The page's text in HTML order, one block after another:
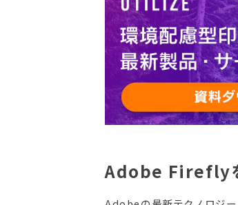
Adobe Firefly